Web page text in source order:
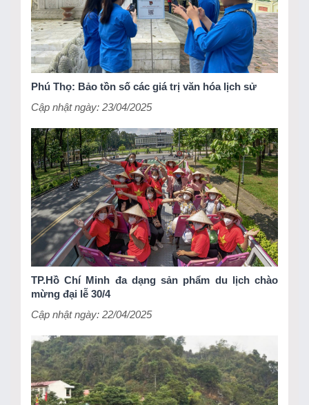
Phú Thọ: Bảo tồn số các giá trị văn hóa lịch sử
Cập nhật ngày: 23/04/2025
TP.Hồ Chí Minh đa dạng sản phẩm du lịch chào
mừng đại lễ 30/4
Cập nhật ngày: 22/04/2025